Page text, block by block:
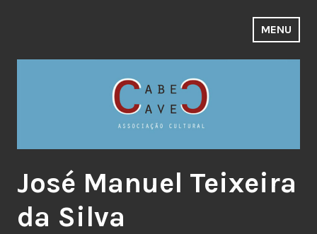
MENU
José Manuel Teixeira
da Silva